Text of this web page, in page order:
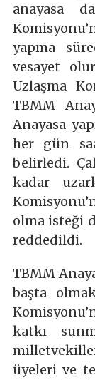
anayasa
yapma
vesayet
Uzlaşma
TBMM
Anayasa
her gün
belirledi.
kadar
olma isteği
reddedildi.
TBMM
başta
katkı
üyeleri ve